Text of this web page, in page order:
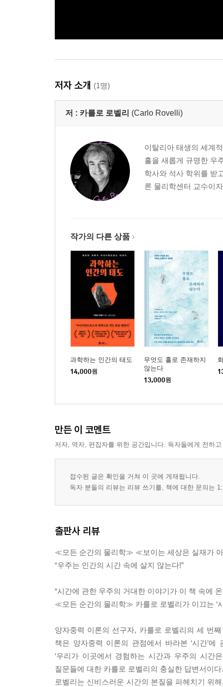
저자 소개 (1명)
저 : 카를로 로벨리 (Carlo Rovelli)
이탈리아 태생의 세계
홀을 새롭게 규명한 우
학사와 석사 학위를 받
론 물리학센터 교수이
작가의 다른 상품
과학하는 인간의 태도
14,000원
무엇도 홀로 존재하지
않는다
13,000원
만든 이 코멘트
저자, 역자, 편집자를 위한 공간입니다. 독자들에게 전하
접수된 글은 확인을 거쳐 이 곳에 게재됩니다.
독자 분들의 리뷰는 리뷰 쓰기를, 책에 대한 문의는
출판사 리뷰
≪모든 순간의 물리학≫ ≪보이는 세상은 실재가
“우주는 인간의 시간 속에 살지 않는다!”
“시간에 관한 우주의 거대한 이야기가 이 책 속에
≪모든 순간의 물리학≫ 카를로 로벨리가 이끄는 ‘
양자중력 이론의 선구자, 카를로 로벨리의 세
책은 양자중력 이론의 관점에서 바라본 ‘시간’에
‘우리가 이곳에서 경험하는 시간과 우주의 시간
질문들에 대한 카를로 로벨리의 충실한 답변서이다.
로벨리는 신비스러운 시간의 본질을 파헤치기 위